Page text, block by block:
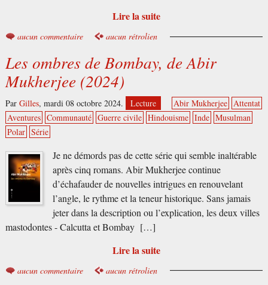
Lire la suite
aucun commentaire aucun rétrolien
Les ombres de Bombay, de Abir
Mukherjee (2024)
Par Gilles, mardi 08 octobre 2024. Lecture Abir Mukherjee Attentat
Aventures Communauté Guerre civile Hindouisme Inde Musulman
Polar Série
Je ne démords pas de cette série qui semble inaltérable
après cinq romans. Abir Mukherjee continue
d’échafauder de nouvelles intrigues en renouvelant
l’angle, le rythme et la teneur historique. Sans jamais
jeter dans la description ou l’explication, les deux villes
mastodontes - Calcutta et Bombay […]
Lire la suite
aucun commentaire aucun rétrolien